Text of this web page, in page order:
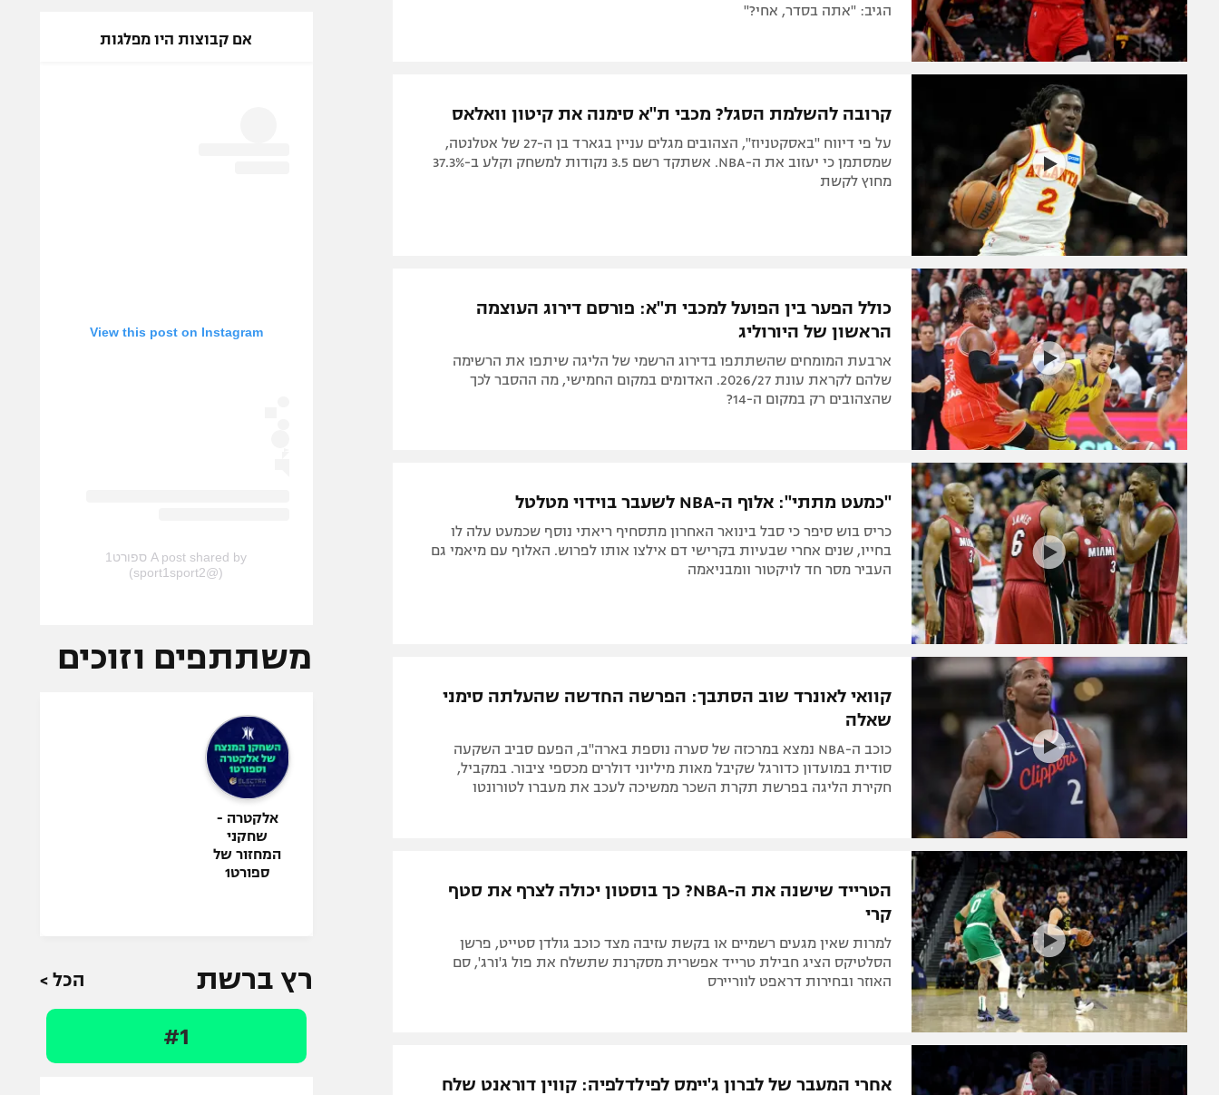
הגיב: "אתה בסדר, אחי?"
קרובה להשלמת הסגל? מכבי ת"א סימנה את קיטון וואלאס
על פי דיווח "באסקטניוז", הצהובים מגלים עניין בגארד בן ה-27 של אטלנטה,
שמסתמן כי יעזוב את ה-NBA. אשתקד רשם 3.5 נקודות למשחק וקלע ב-37.3%
מחוץ לקשת
כולל הפער בין הפועל למכבי ת"א: פורסם דירוג העוצמה
הראשון של היורוליג
ארבעת המומחים שהשתתפו בדירוג הרשמי של הליגה שיתפו את הרשימה
שלהם לקראת עונת 2026/27. האדומים במקום החמישי, מה ההסבר לכך
שהצהובים רק במקום ה-14?
"כמעט מתתי": אלוף ה-NBA לשעבר בוידוי מטלטל
כריס בוש סיפר כי סבל בינואר האחרון מתסחיף ריאתי נוסף שכמעט עלה לו
בחייו, שנים אחרי שבעיות בקרישי דם אילצו אותו לפרוש. האלוף עם מיאמי גם
העביר מסר חד לויקטור וומבניאמה
קוואי לאונרד שוב הסתבך: הפרשה החדשה שהעלתה סימני
שאלה
כוכב ה-NBA נמצא במרכזה של סערה נוספת בארה"ב, הפעם סביב השקעה
סודית במועדון כדורגל שקיבל מאות מיליוני דולרים מכספי ציבור. במקביל,
חקירת הליגה בפרשת תקרת השכר ממשיכה לעכב את מעברו לטורונטו
הטרייד שישנה את ה-NBA? כך בוסטון יכולה לצרף את סטף
קרי
למרות שאין מגעים רשמיים או בקשת עזיבה מצד כוכב גולדן סטייט, פרשן
הסלטיקס הציג חבילת טרייד אפשרית מסקרנת שתשלח את פול ג'ורג', סם
האוזר ובחירות דראפט לווריירס
אחרי המעבר של לברון ג'יימס לפילדלפיה: קווין דוראנט שלח
אם קבוצות היו מפלגות
View this post on Instagram
A post shared by ספורט1
(@sport1sport2)
משתתפים וזוכים
אלקטרה -
שחקני
המחזור של
ספורט1
רץ ברשת הכל >
#1